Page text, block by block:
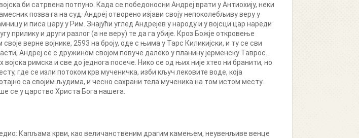
би сатрвена потпуно. Када се победоносни Андреј врати у Антиохију, неки
позва га на суд. Андреј отворено изјави своју непоколебљиву веру у
и писа цару у Рим. Знајући углед Андрејев у народу и у војсци цар нареди
прилику и други разлог (а не веру) те да га убије. Кроз Божје откровење
верне војнике, 2593 на броју, оде с њима у Тарс Киликијски, и ту се сви
Андреј се с дружином својом повуче далеко у планину јерменску Таврос.
римска и све до једнога посече. Нико се од њих није хтео ни бранити, но
где се изли потоком крв мученичка, изби кључ лековите воде, која
са својим људима, и чесно сахрани тела мученика на том истом месту.
се у царство Христа Бога нашега.
Капљама крви, као величанственим драгим камењем, неувенљиве венце